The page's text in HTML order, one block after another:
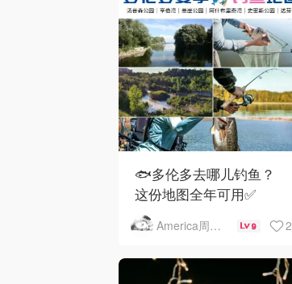
🐟多伦多去哪儿钓鱼？
这份地图全年可用✅
America周末快讯 9 2